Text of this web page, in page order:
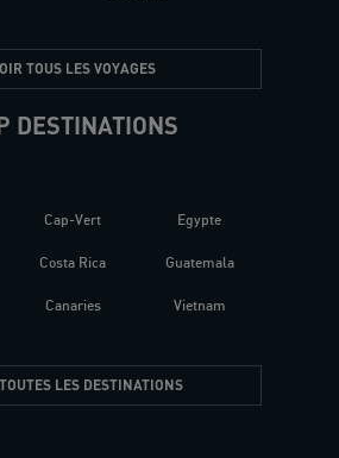
TOUS LES VOYAGES
DESTINATIONS
Cap-Vert
Costa Rica
Canaries
Egypte
Guatemala
Vietnam
LES DESTINATIONS